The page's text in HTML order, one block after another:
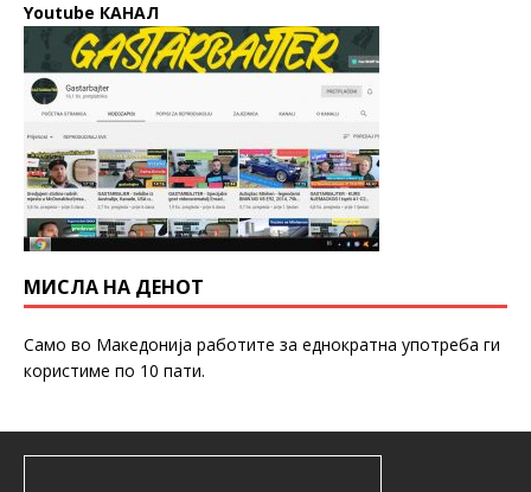
Youtube КАНАЛ
МИСЛА НА ДЕНОТ
Само во Македонија работите за еднократна употреба ги
користиме по 10 пати.